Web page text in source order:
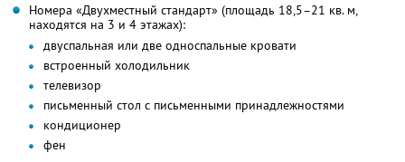
Номера «Двухместный стандарт» (площадь 18,5–21 кв. м,
находятся на 3 и 4 этажах):
двуспальная или две односпальные кровати
встроенный холодильник
телевизор
письменный стол с письменными принадлежностями
кондиционер
фен